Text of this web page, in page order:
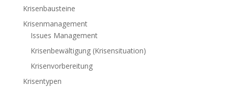
Krisenbausteine
Krisenmanagement
Issues Management
Krisenbewältigung (Krisensituation)
Krisenvorbereitung
Krisentypen